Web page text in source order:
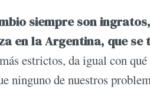
siempre son
en la Argentina, que
estrictos, da igual con
ninguno de nuestros